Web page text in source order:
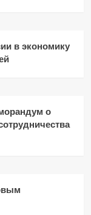
в экономику
о